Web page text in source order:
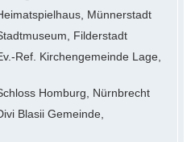
Münnerstadt
Filderstadt
Ref. Kirchengemeinde Lage,
Homburg, Nürnbrecht
Blasii Gemeinde,